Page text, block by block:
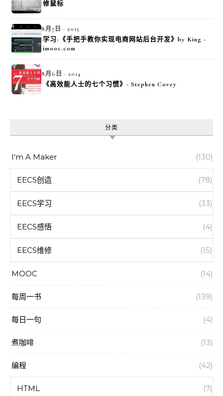
修鼠标
8月7日 · 2015
学习-《手把手教你实现电商网站后台开发》by King -
imooc.com
8月6日 · 2014
《高效能人士的七个习惯》- Stephen Covey
分类
I'm A Maker (130)
EECS创造 (78)
EECS学习 (33)
EECS感悟 (4)
EECS维修 (15)
MOOC (14)
每周一书 (139)
每日一句 (4)
煮咖啡 (13)
编程 (42)
HTML (7)